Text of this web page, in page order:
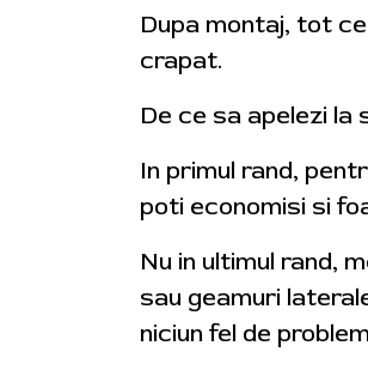
Dupa montaj, tot
crapat.
De ce sa apelezi la
In primul rand,
poti economisi si
Nu in ultimul rand,
sau geamuri
niciun fel de